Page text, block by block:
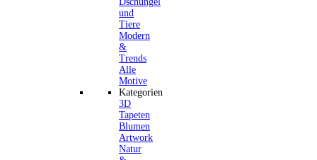
und
Tiere
Modern
&
Trends
Alle
Motive
Kategorien
3D
Tapeten
Blumen
Artwork
Natur